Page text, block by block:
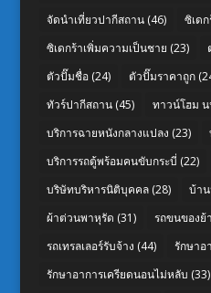
จัดนำเที่ยวปากีสถาน(46) ซิเดก
ซิเดกร้าเพิ่มความเป็นชาย (23)
ตัวปั๊มชื่อ(24) ตัวปั๊มราคาถูก
ทัวร์ปากีสถาน(45) ทาวน์โฮม
บริการฉายหนังกลางแปลง (23)
บริการรถตู้พร้อมคนขับกระบี่ (22)
บริษัทบริหารนิติบุคคล(28) บ้า
ผ้าต่วนพาหุรัด (31) รถขนของย้
รถเทรลเลอร์รับจ้าง (44) รักษาอ
รักษาอาการเครียดนอนไม่หลับ (33)